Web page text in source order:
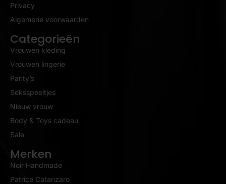
Privacy
Algemene voorwaarden
Categorieën
Vrouwen kleding
Vrouwen lingerie
Panty’s
Seksspeeltjes
Nieuw vrouw
Body & Toys cadeau
Sale
Merken
Noir Handmade
Patrice Catanzaro